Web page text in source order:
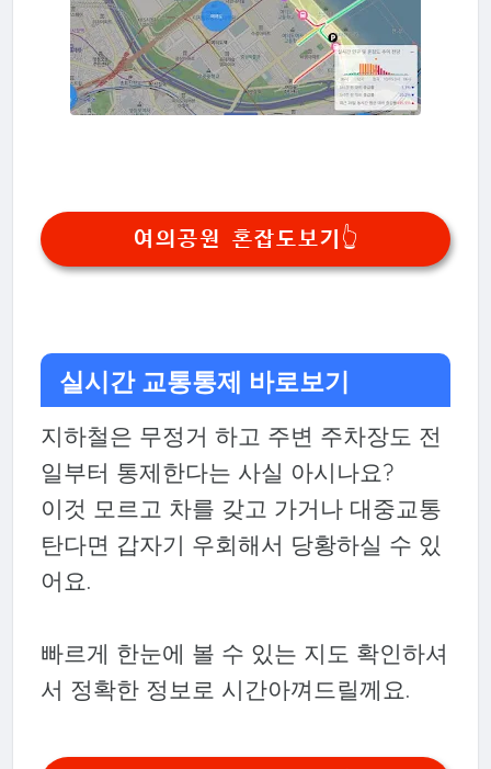
여의공원 혼잡도보기👆
실시간 교통통제 바로보기
지하철은 무정거 하고 주변 주차장도 전
일부터 통제한다는 사실 아시나요?
이것 모르고 차를 갖고 가거나 대중교통
탄다면 갑자기 우회해서 당황하실 수 있
어요.
빠르게 한눈에 볼 수 있는 지도 확인하셔
서 정확한 정보로 시간아껴드릴께요.